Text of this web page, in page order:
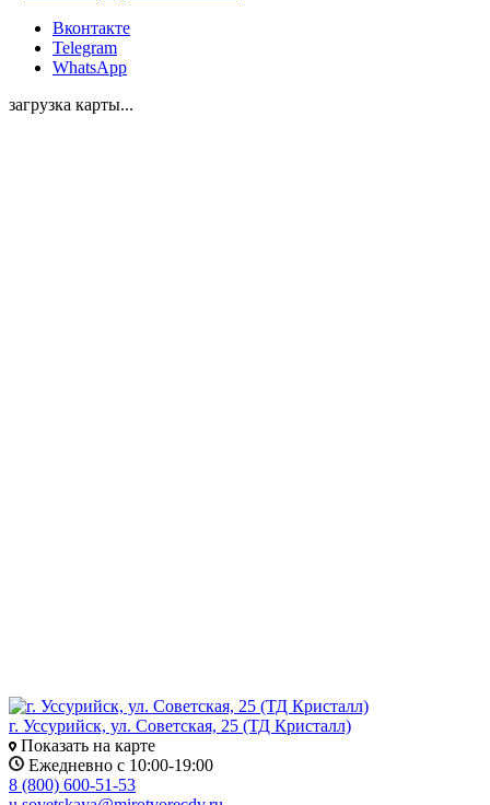
Вконтакте
Telegram
WhatsApp
загрузка карты...
г. Уссурийск, ул. Советская, 25 (ТД Кристалл)
Показать на карте
Ежедневно с 10:00-19:00
8 (800) 600-51-53